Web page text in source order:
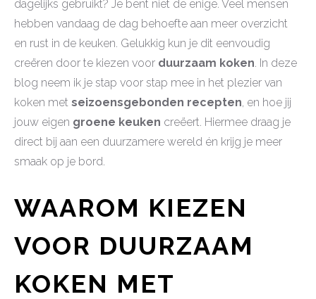
dagelijks gebruikt? Je bent niet de enige. Veel mensen
hebben vandaag de dag behoefte aan meer overzicht
en rust in de keuken. Gelukkig kun je dit eenvoudig
creëren door te kiezen voor duurzaam koken. In deze
blog neem ik je stap voor stap mee in het plezier van
koken met seizoensgebonden recepten, en hoe jij
jouw eigen groene keuken creëert. Hiermee draag je
direct bij aan een duurzamere wereld én krijg je meer
smaak op je bord.
WAAROM KIEZEN
VOOR DUURZAAM
KOKEN MET